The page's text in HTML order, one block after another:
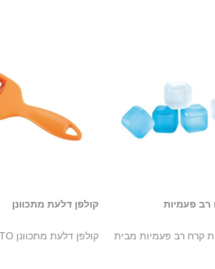
רב פעמיות
קוביות קרח רב פעמיות מבית
קולפן דלעת מתכוונן
קולפן דלעת מתכוונן PRESTO